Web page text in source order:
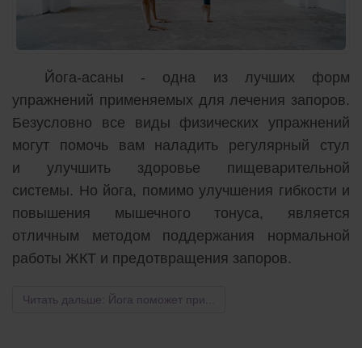
Йога-асаны - одна из лучших форм
упражнений применяемых для лечения запоров.
Безусловно все виды физических упражнений
могут помочь вам наладить регулярный стул
и улучшить здоровье пищеварительной
системы. Но йога, помимо улучшения гибкости и
повышения мышечного тонуса, является
отличным методом поддержания нормальной
работы ЖКТ и предотвращения запоров.
Читать дальше: Йога поможет при...